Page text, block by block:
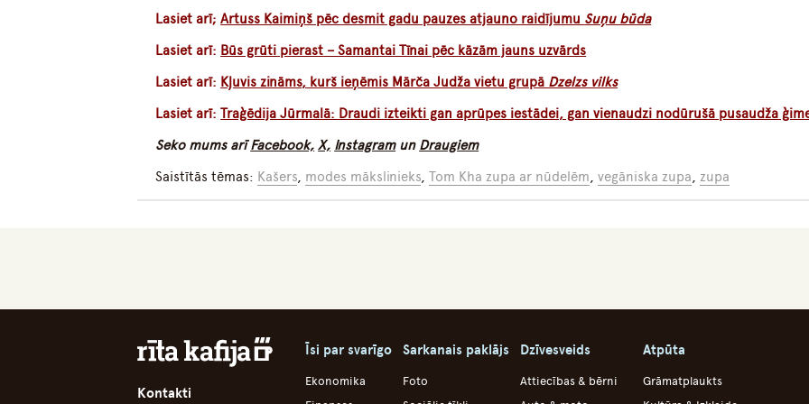
Lasiet arī;Artuss Kaimiņš pēc desmit gadu pauzes atjauno raidījumu Suņu būda
Lasiet arī: Būs grūti pierast – Samantai Tīnai pēc kāzām jauns uzvārds
Lasiet arī: Kļuvis zināms, kurš ieņēmis Mārča Judža vietu grupā Dzelzs vilks
Lasiet arī:Traģēdija Jūrmalā: Draudi izteikti gan aprūpes iestādei, gan vienaudzi nodūrušā pusaudža
Seko mums arīFacebook, X, Instagramun Draugiem
Saistītās tēmas: Kašers, modes mākslinieks,Tom Kha zupa ar nūdelēm,vegāniska zupa, zupa
Kontakti
Īsi par svarīgo
Ekonomika
Sarkanais paklājs
Foto
Dzīvesveids
Attiecības & bērni
Atpūta
Grāmatplaukts